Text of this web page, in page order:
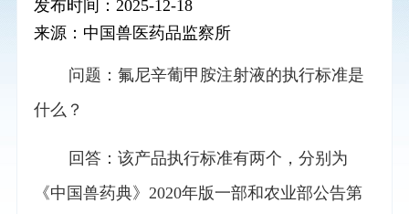
发布时间：2025-12-18
来源：中国兽医药品监察所
问题：氟尼辛葡甲胺注射液的执行标准是
什么？
回答：该产品执行标准有两个，分别为
《中国兽药典》2020年版一部和农业部公告第